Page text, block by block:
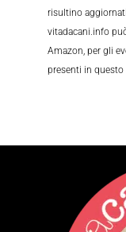
risultino
vitadacani.info
Amazon, per gli
presenti in questo